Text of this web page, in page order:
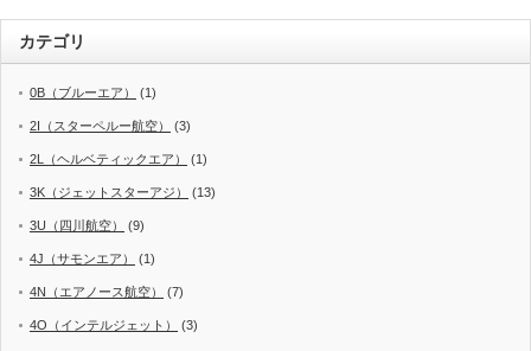
カテゴリ
0B（ブルーエア） (1)
2I（スターペルー航空） (3)
2L（ヘルベティックエア） (1)
3K（ジェットスターアジ） (13)
3U（四川航空） (9)
4J（サモンエア） (1)
4N（エアノース航空） (7)
4O（インテルジェット） (3)